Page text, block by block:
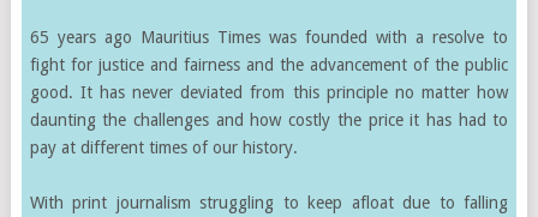
65 years ago Mauritius Times was founded with a resolve to
fight for justice and fairness and the advancement of the public
good. It has never deviated from this principle no matter how
daunting the challenges and how costly the price it has had to
pay at different times of our history.
With print journalism struggling to keep afloat due to falling